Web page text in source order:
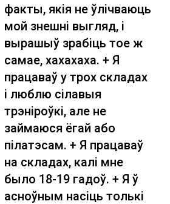
факты, якія не ўлічваюць
мой знешні выгляд, і
вырашыў зрабіць тое ж
самае, хахахаха. + Я
працаваў у трох складах
і люблю сілавыя
трэніроўкі, але не
займаюся ёгай або
пілатэсам. + Я працаваў
на складах, калі мне
было 18-19 гадоў. + Я ў
асноўным насіць толькі